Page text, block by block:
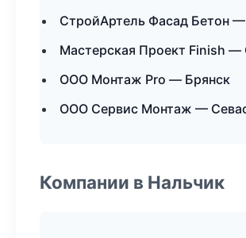
СтройАртель Фасад Бетон
Мастерская Проект Finish —
ООО Монтаж Pro — Брянск
ООО Сервис Монтаж —
Компании в Нальчик